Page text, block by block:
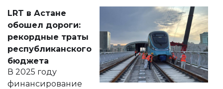
документ
появился в базе
нормативных
правовых актов и
на сайте маслихат
города.
LRT в Астане
обошел дороги:
рекордные траты
республиканского
бюджета
В 2025 году
финансирование